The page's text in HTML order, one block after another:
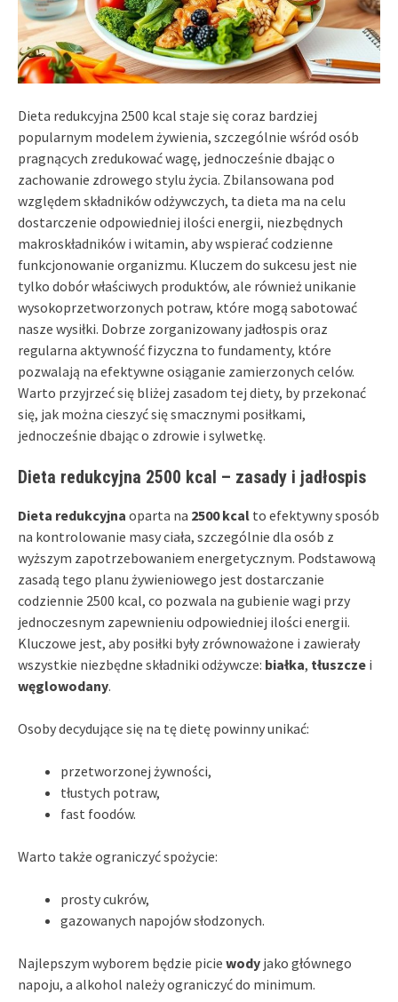
Dieta redukcyjna 2500 kcal staje się coraz bardziej
popularnym modelem żywienia, szczególnie wśród osób
pragnących zredukować wagę, jednocześnie dbając o
zachowanie zdrowego stylu życia. Zbilansowana pod
względem składników odżywczych, ta dieta ma na celu
dostarczenie odpowiedniej ilości energii, niezbędnych
makroskładników i witamin, aby wspierać codzienne
funkcjonowanie organizmu. Kluczem do sukcesu jest nie
tylko dobór właściwych produktów, ale również unikanie
wysokoprzetworzonych potraw, które mogą sabotować
nasze wysiłki. Dobrze zorganizowany jadłospis oraz
regularna aktywność fizyczna to fundamenty, które
pozwalają na efektywne osiąganie zamierzonych celów.
Warto przyjrzeć się bliżej zasadom tej diety, by przekonać
się, jak można cieszyć się smacznymi posiłkami,
jednocześnie dbając o zdrowie i sylwetkę.
Dieta redukcyjna 2500 kcal – zasady i jadłospis
Dieta redukcyjna oparta na 2500 kcal to efektywny sposób
na kontrolowanie masy ciała, szczególnie dla osób z
wyższym zapotrzebowaniem energetycznym. Podstawową
zasadą tego planu żywieniowego jest dostarczanie
codziennie 2500 kcal, co pozwala na gubienie wagi przy
jednoczesnym zapewnieniu odpowiedniej ilości energii.
Kluczowe jest, aby posiłki były zrównoważone i zawierały
wszystkie niezbędne składniki odżywcze: białka, tłuszcze i
węglowodany.
Osoby decydujące się na tę dietę powinny unikać:
przetworzonej żywności,
tłustych potraw,
fast foodów.
Warto także ograniczyć spożycie:
prosty cukrów,
gazowanych napojów słodzonych.
Najlepszym wyborem będzie picie wody jako głównego
napoju, a alkohol należy ograniczyć do minimum.